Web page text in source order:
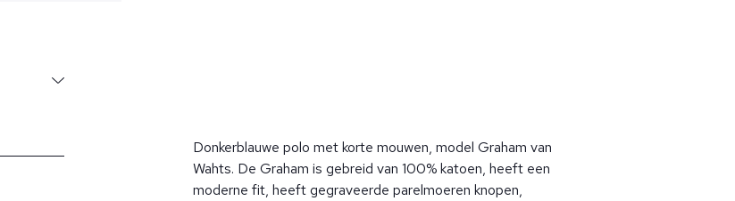
Donkerblauwe polo met korte mouwen, model Graham van
Wahts. De Graham is gebreid van 100% katoen, heeft een
moderne fit, heeft gegraveerde parelmoeren knopen,